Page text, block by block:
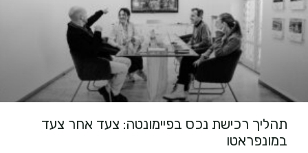
תהליך רכישת נכס בפיימונטה: צעד אחר צעד
במונפראטו